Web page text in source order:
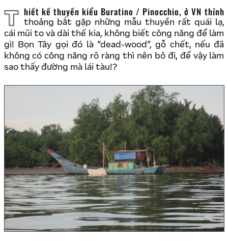
Thiết kế thuyền kiểu Buratino / Pinocchio, ở VN thỉnh
thoảng bắt gặp những mẫu thuyền rất quái lạ,
cái mũi to và dài thế kia, không biết công năng để làm
gì! Bọn Tây gọi đó là “dead-wood”, gỗ chết, nếu đã
không có công năng rõ ràng thì nên bỏ đi, để vậy làm
sao thấy đường mà lái tàu!?